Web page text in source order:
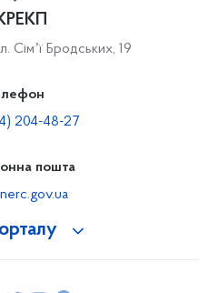
Сімʼї Бродських, 19
204-48-27
пошта